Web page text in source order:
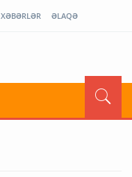
XƏBƏRLƏR ƏLAQƏ